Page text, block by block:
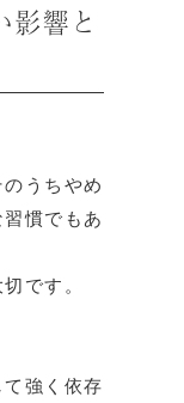
響と
うちやめ
慣でもあ
です。
強く依存